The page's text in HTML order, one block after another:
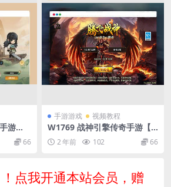
游
内购50
键即
频教
66
手游游戏 视频教程
W1769 战神引擎传奇手游【1.
80腾飞战神三职业】最新整理
Win一键服务端+GM授权后台
2 年前 102 66
点我开通本站会员，赠